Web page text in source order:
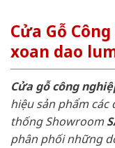
Cửa Gỗ
xoan dao
Cửa gỗ công
hiệu sản phẩm
thống Showroom
phân phối những